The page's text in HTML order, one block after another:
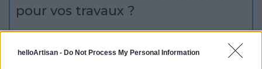
helloArtisan - Do Not Process My Personal Information
pour vos travaux ?
helloArtisan vous accompagne de la simple
mise en relation avec un professionnel de